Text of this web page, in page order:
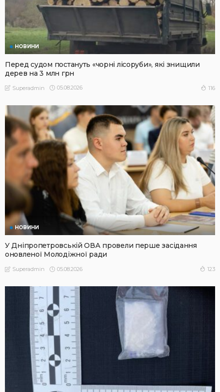
НОВИНИ
Перед судом постануть «чорні лісоруби», які знищили
дерев на 3 млн грн
Superadmin 05.08.2026 116
НОВИНИ
У Дніпропетровській ОВА провели перше засідання
оновленої Молодіжної ради
Superadmin 05.08.2026 123